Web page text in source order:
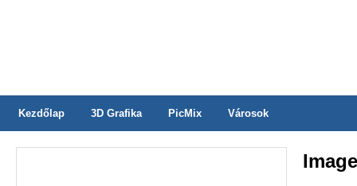
Kezdőlap 3D Grafika PicMix Városok